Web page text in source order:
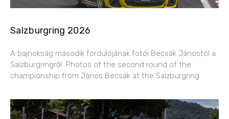
Salzburgring 2026
A bajnokság második fordulójának fotói Becsák Jánostól a
Salzburgringről. Photos of the second round of the
championship from János Becsák at the Salzburgring.